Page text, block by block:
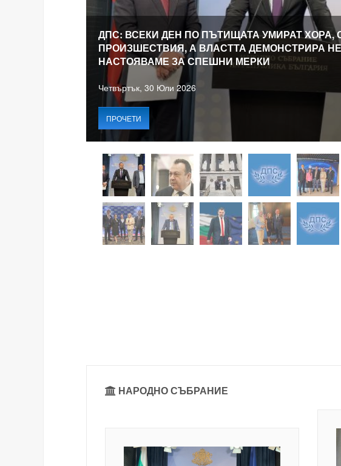
ДПС: ВСЕКИ ДЕН ПО ПЪТИЩАТА УМИРАТ
ПРОИЗШЕСТВИЯ, А ВЛАСТТА ДЕМОНСТРИРА
НАСТОЯВАМЕ ЗА СПЕШНИ МЕРКИ
Четвъртък, 30 Юли 2026
ПРОЧЕТИ
НАРОДНО СЪБРАНИЕ